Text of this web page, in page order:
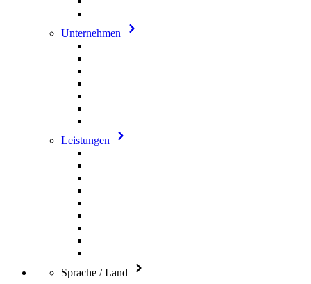
Unternehmen
Leistungen
Sprache / Land